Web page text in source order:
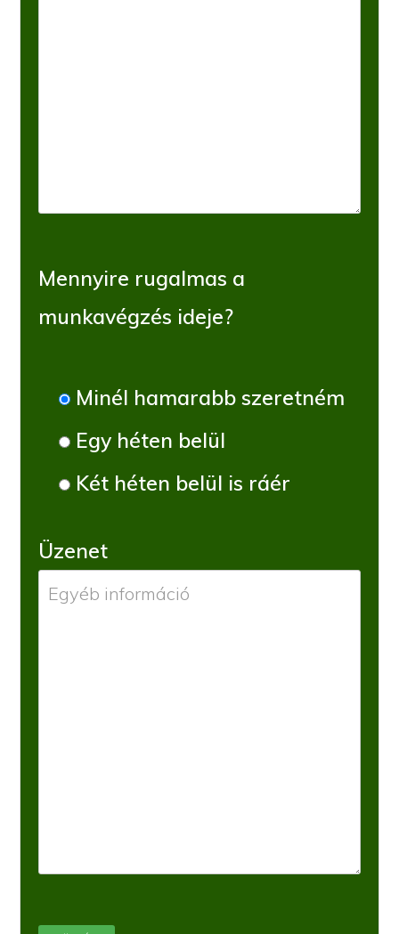
Mennyire rugalmas a
munkavégzés ideje?
Minél hamarabb szeretném
Egy héten belül
Két héten belül is ráér
Üzenet